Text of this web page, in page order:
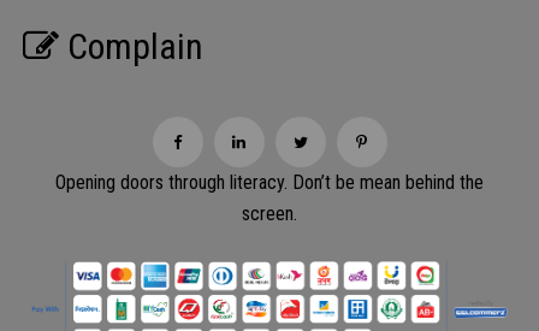
Complain
Opening doors through literacy. Don’t be mean behind the
screen.